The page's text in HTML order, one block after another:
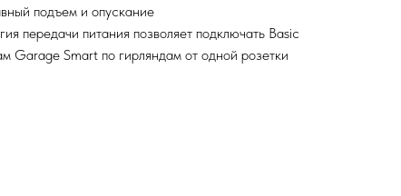
подъем и опускание
передачи питания позволяет подключать Basic
Garage Smart по гирляндам от одной розетки